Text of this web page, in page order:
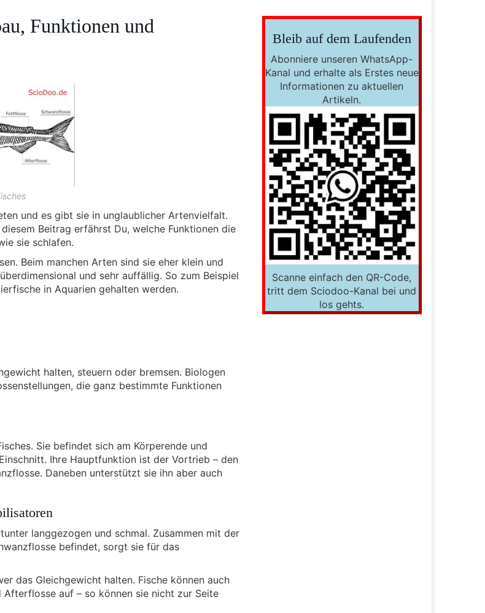
Funktionen und
und es gibt sie in unglaublicher Artenvielfalt.
Beitrag erfährst Du, welche Funktionen die
sie schlafen.
Beim manchen Arten sind sie eher klein und
und sehr auffällig. So zum Beispiel
in Aquarien gehalten werden.
halten, steuern oder bremsen. Biologen
die ganz bestimmte Funktionen
Sie befindet sich am Körperende und
Ihre Hauptfunktion ist der Vortrieb – den
Daneben unterstützt sie ihn aber auch
langgezogen und schmal. Zusammen mit der
befindet, sorgt sie für das
das Gleichgewicht halten. Fische können auch
Afterflosse auf – so können sie nicht zur Seite
Bleib auf dem Laufenden
Abonniere unseren WhatsApp-
Kanal und erhalte als Erstes neue
Informationen zu aktuellen
Artikeln.
Scanne einfach den QR-Code,
tritt dem Sciodoo-Kanal bei und
los gehts.